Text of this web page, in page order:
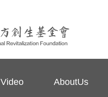
Video AboutUs